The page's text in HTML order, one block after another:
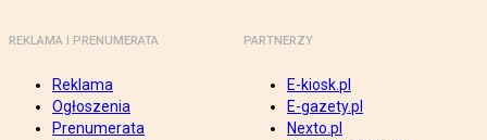
REKLAMA I PRENUMERATA
Reklama
Ogłoszenia
Prenumerata
PARTNERZY
E-kiosk.pl
E-gazety.pl
Nexto.pl